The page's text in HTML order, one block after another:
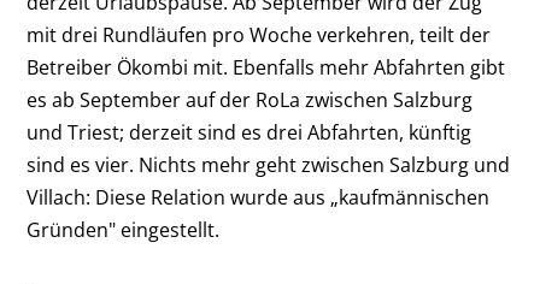
mit drei Rundläufen pro Woche verkehren, teilt der
Betreiber Ökombi mit. Ebenfalls mehr Abfahrten gibt
es ab September auf der RoLa zwischen Salzburg
und Triest; derzeit sind es drei Abfahrten, künftig
sind es vier. Nichts mehr geht zwischen Salzburg und
Villach: Diese Relation wurde aus „kaufmännischen
Gründen" eingestellt.